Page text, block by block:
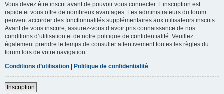
Vous devez être inscrit avant de pouvoir vous connecter. L’inscription est
rapide et vous offre de nombreux avantages. Les administrateurs du forum
peuvent accorder des fonctionnalités supplémentaires aux utilisateurs inscrits.
Avant de vous inscrire, assurez-vous d’avoir pris connaissance de nos
conditions d’utilisation et de notre politique de confidentialité. Veuillez
également prendre le temps de consulter attentivement toutes les règles du
forum lors de votre navigation.
Conditions d’utilisation | Politique de confidentialité
Inscription